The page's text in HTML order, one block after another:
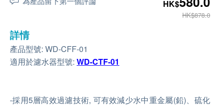
HK$
HK$878.0
詳情
產品型號: WD-CFF-01
適用於濾水器型號: WD-CTF-01
-採用5層高效過濾技術, 可有效減少水中重金屬(鉛)、硫化